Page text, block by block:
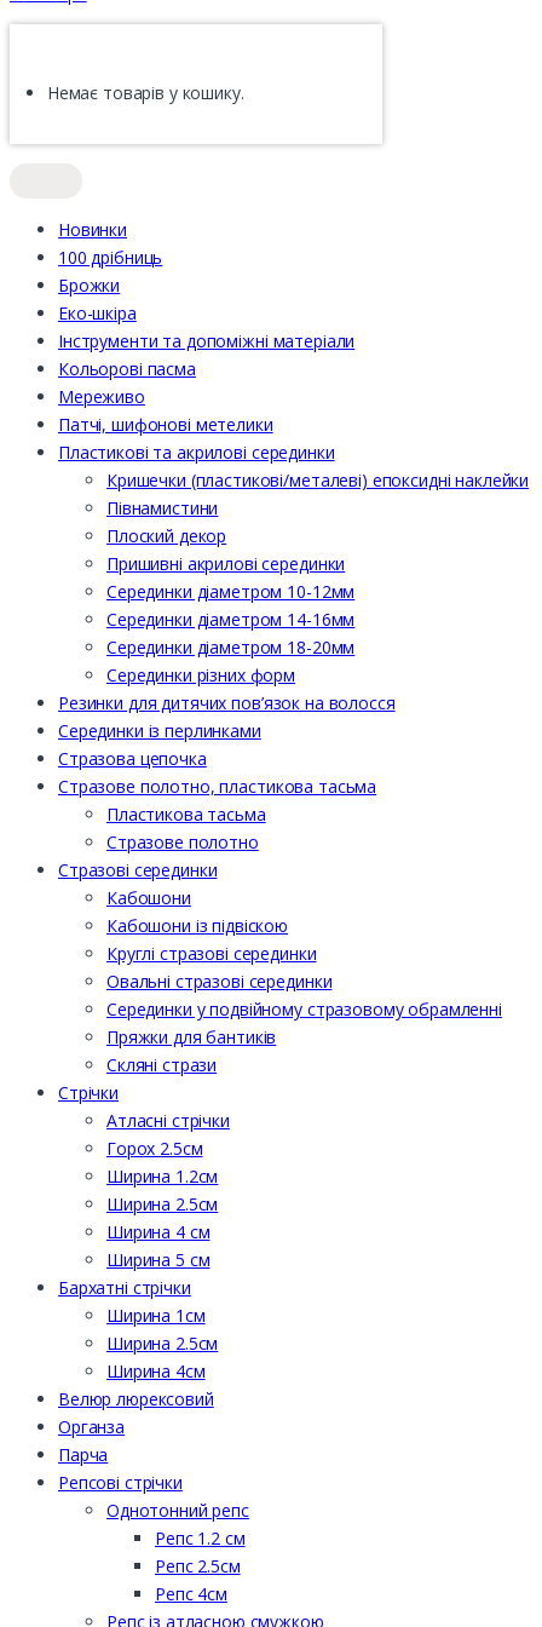
Немає товарів у кошику.
Новинки
100 дрібниць
Брожки
Еко-шкіра
Інструменти та допоміжні матеріали
Кольорові пасма
Мереживо
Патчі, шифонові метелики
Пластикові та акрилові серединки
Кришечки (пластикові/металеві) епоксидні наклейки
Півнамистини
Плоский декор
Пришивні акрилові серединки
Серединки діаметром 10-12мм
Серединки діаметром 14-16мм
Серединки діаметром 18-20мм
Серединки різних форм
Резинки для дитячих пов’язок на волосся
Серединки із перлинками
Стразова цепочка
Стразове полотно, пластикова тасьма
Пластикова тасьма
Стразове полотно
Стразові серединки
Кабошони
Кабошони із підвіскою
Круглі стразові серединки
Овальні стразові серединки
Серединки у подвійному стразовому обрамленні
Пряжки для бантиків
Скляні стрази
Стрічки
Атласні стрічки
Горох 2.5см
Ширина 1.2см
Ширина 2.5см
Ширина 4 см
Ширина 5 см
Бархатні стрічки
Ширина 1см
Ширина 2.5см
Ширина 4см
Велюр люрексовий
Органза
Парча
Репсові стрічки
Однотонний репс
Репс 1.2 см
Репс 2.5см
Репс 4см
Репс із атласною смужкою